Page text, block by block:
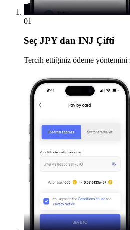
01
Seç JPY dan INJ Çifti
Tercih ettiğiniz ödeme yöntemini